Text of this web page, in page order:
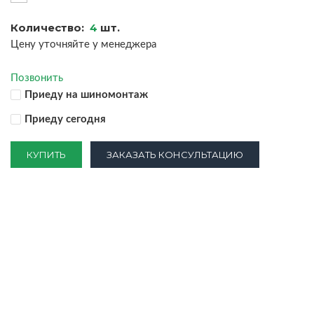
Количество: 4 шт.
Цену уточняйте у менеджера
Позвонить
Приеду на шиномонтаж
Приеду сегодня
КУПИТЬ ЗАКАЗАТЬ КОНСУЛЬТАЦИЮ